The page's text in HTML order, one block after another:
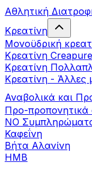
Αθλητική
Κρεατίνη
Μονοϋδρική
Κρεατίνη
Κρεατίνη
Κρεατίνη - Άλλες
Αναβολικά και
Προ-
ΝΟ
Καφεΐνη
Βήτα Αλανίνη
HMB